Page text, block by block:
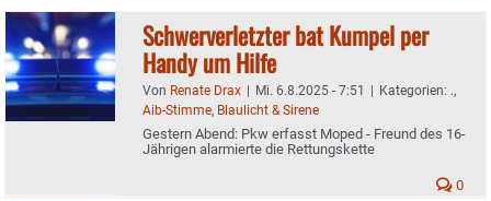
Schwerverletzter bat Kumpel per
Handy um Hilfe
Von Renate Drax | Mi. 6.8.2025 - 7:51 | Kategorien: .,
Aib-Stimme, Blaulicht & Sirene
Gestern Abend: Pkw erfasst Moped - Freund des 16-
Jährigen alarmierte die Rettungskette
0